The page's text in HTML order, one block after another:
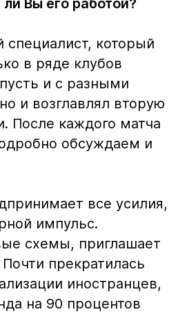
специалист, который
в ряде клубов
и с разными
и возглавлял вторую
После каждого матча
обсуждаем и
все усилия,
импульс.
схемы, приглашает
прекратилась
иностранцев,
на 90 процентов